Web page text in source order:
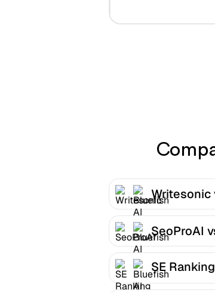
Writesonic
SeoProAI
SE
AI